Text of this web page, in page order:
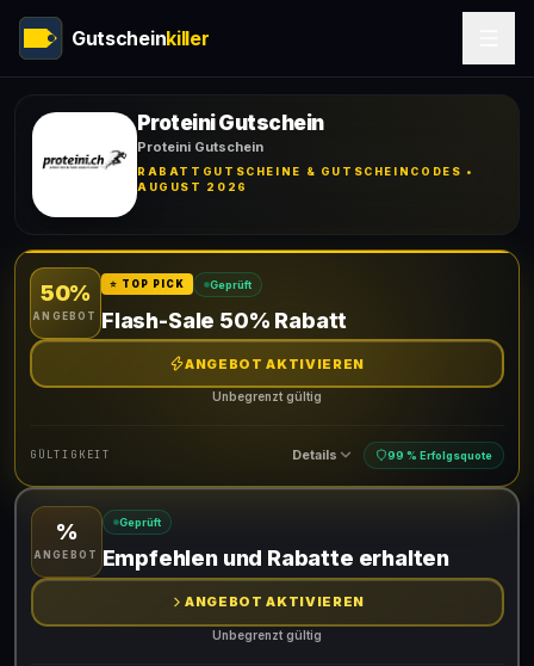
Gutscheinkiller
Proteini Gutschein
Proteini Gutschein
RABATTGUTSCHEINE & GUTSCHEINCODES •
AUGUST 2026
50%
ANGEBOT
⭐ TOP PICK Geprüft
Flash-Sale 50% Rabatt
ANGEBOT AKTIVIEREN
Unbegrenzt gültig
GÜLTIGKEIT Details 99 % Erfolgsquote
Gültig für teilnehmende Produkte
%
ANGEBOT
Geprüft
Empfehlen und Rabatte erhalten
ANGEBOT AKTIVIEREN
Unbegrenzt gültig